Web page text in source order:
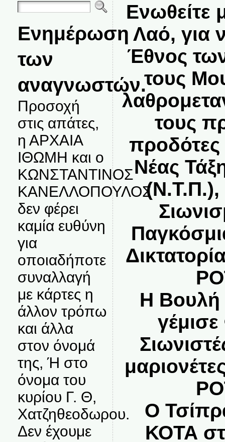
Ενημέρωση
των
αναγνωστών.
Προσοχή
στις απάτες,
η ΑΡΧΑΙΑ
ΙΘΩΜΗ και ο
ΚΩΝΣΤΑΝΤΙΝΟΣ
ΚΑΝΕΛΛΟΠΟΥΛΟΣ
δεν φέρει
καμία ευθύνη
για
οποιαδήποτε
συναλλαγή
με κάρτες η
άλλον τρόπω
και άλλα
στον όνομά
της, Ή στο
όνομα του
κυρίου Γ. Θ,
Χατζηθεοδωρου.
Δεν έχουμε
Ενωθείτε
Λαό, για
Έθνος
τους
τους
προδότες
Νέας
(Ν.Τ.Π.),
Η
Ο
ΚΟΤΑ